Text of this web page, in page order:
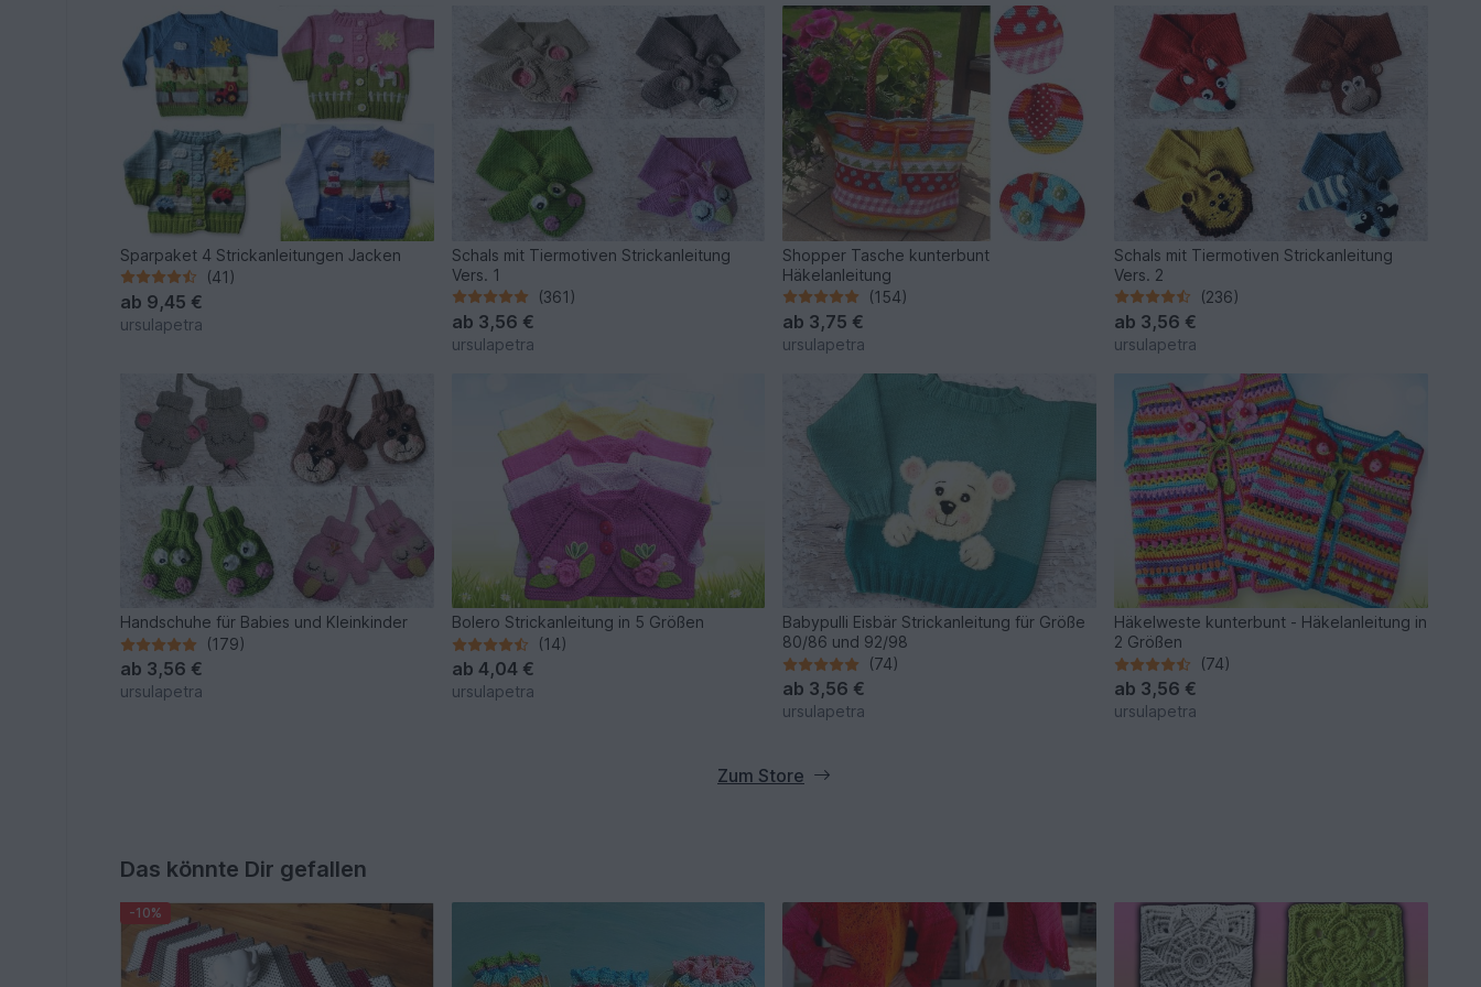
Sparpaket 4 Strickanleitungen Jacken
(41)
ab 9,45 €
ursulapetra
Schals mit Tiermotiven Strickanleitung
Vers. 1
(361)
ab 3,56 €
ursulapetra
Shopper Tasche kunterbunt
Häkelanleitung
(154)
ab 3,75 €
ursulapetra
Schals mit Tiermotiven Strickanleitung
Vers. 2
(236)
ab 3,56 €
ursulapetra
Handschuhe für Babies und Kleinkinder
(179)
ab 3,56 €
ursulapetra
Bolero Strickanleitung in 5 Größen
(14)
ab 4,04 €
ursulapetra
Babypulli Eisbär Strickanleitung für Größe
80/86 und 92/98
(74)
ab 3,56 €
ursulapetra
Häkelweste kunterbunt - Häkelanleitung in
2 Größen
(74)
ab 3,56 €
ursulapetra
Zum Store
Das könnte Dir gefallen
-10%